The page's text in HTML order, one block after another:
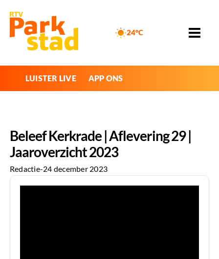
24°C
LUISTER LIVE APP ONS
Beleef Kerkrade | Aflevering 29 |
Jaaroverzicht 2023
Redactie-24 december 2023